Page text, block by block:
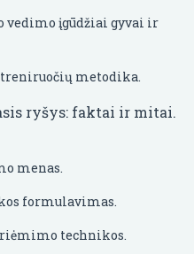
įgūdžiai gyvai ir
metodika.
ryšys: faktai ir mitai.
menas.
formulavimas.
technikos.